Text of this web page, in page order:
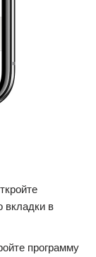
вкладки в
программу